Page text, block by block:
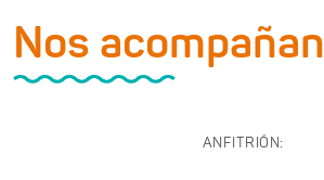
Nos acompañan
ANFITRIÓN: